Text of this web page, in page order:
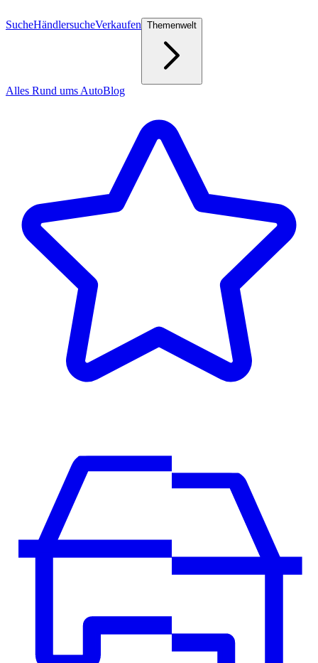
SucheHändlersucheVerkaufen Themenwelt
Alles Rund ums AutoBlog